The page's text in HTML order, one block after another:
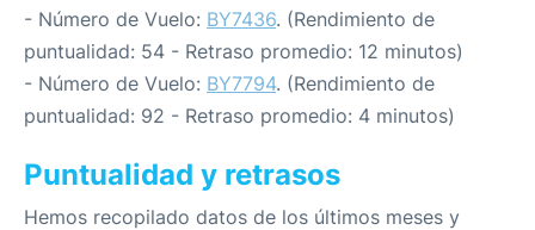
- Número de Vuelo: BY7436. (Rendimiento de
puntualidad: 54 - Retraso promedio: 12 minutos)
- Número de Vuelo: BY7794. (Rendimiento de
puntualidad: 92 - Retraso promedio: 4 minutos)
Puntualidad y retrasos
Hemos recopilado datos de los últimos meses y